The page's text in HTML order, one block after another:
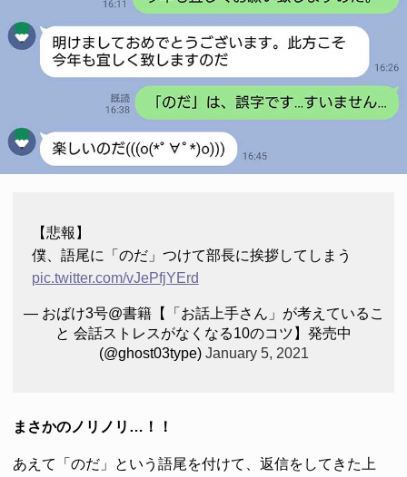
【悲報】
僕、語尾に「のだ」つけて部長に挨拶してしまう
pic.twitter.com/vJePfjYErd
— おばけ3号@書籍【「お話上手さん」が考えているこ
と 会話ストレスがなくなる10のコツ】発売中
(@ghost03type) January 5, 2021
まさかのノリノリ…！！
あえて「のだ」という語尾を付けて、返信をしてきた上